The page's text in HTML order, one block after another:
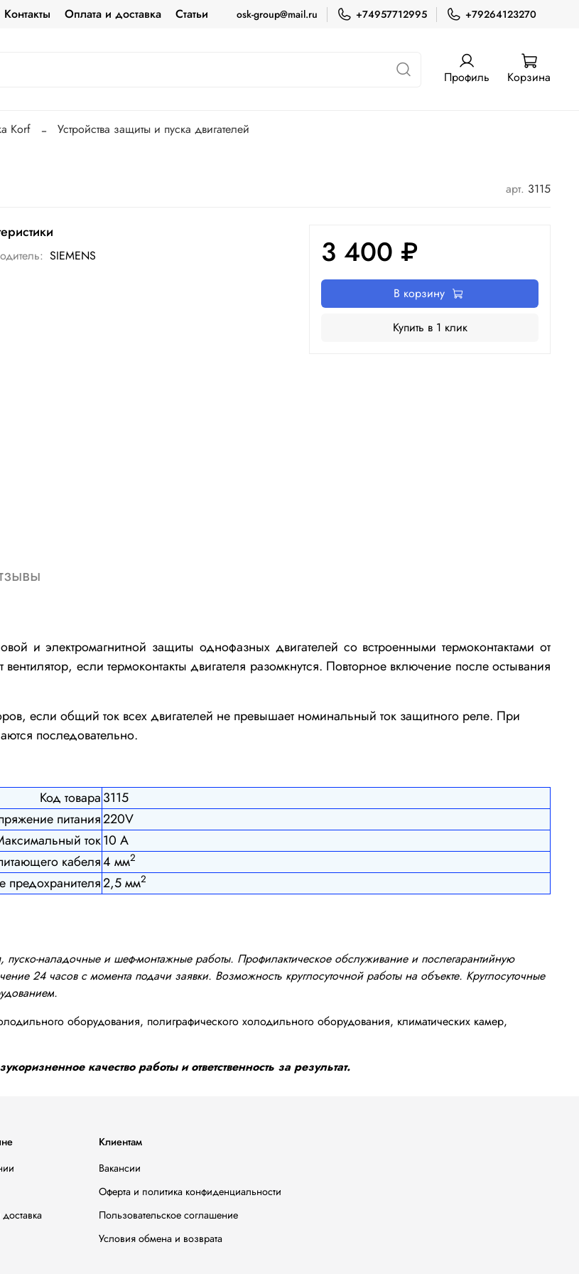
Контакты Оплата и доставка Статьи osk-group@mail.ru +74957712995 +79264123270
Профиль Корзина
Korf Устройства защиты и пуска двигателей
арт. 3115
SIEMENS 3 400 ₽
В корзину
Купить в 1 клик
и электромагнитной защиты однофазных двигателей со встроенными термоконтактами от
если термоконтакты двигателя разомкнутся. Повторное включение после остывания
если общий ток всех двигателей не превышает номинальный ток защитного реле. При
последовательно.
Код товара3115
питания220V
ток10 А
кабеля4 мм2
предохранителя2,5 мм2
пуско-наладочные и шеф-монтажные работы. Профилактическое обслуживание и послегарантийную
24 часов с момента подачи заявки. Возможность круглосуточной работы на объекте. Круглосуточные
оборудования, полиграфического холодильного оборудования, климатических камер,
качество работы и ответственность за результат.
Клиентам
Вакансии
Оферта и политика конфиденциальности
Пользовательское соглашение
Условия обмена и возврата